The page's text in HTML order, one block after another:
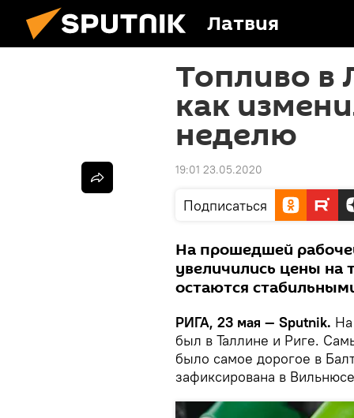
Латвия
Топливо в
как
неделю
19:01 23.05.2020
Подписаться
На прошедшей
увеличились цены на
остаются
РИГА, 23 мая — Sputnik.
был в Таллине и Риге.
было самое дорогое в
зафиксирована в